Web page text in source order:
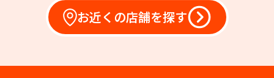
お近くの店舗を探す